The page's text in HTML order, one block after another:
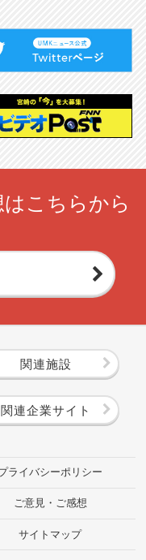
こちらから
関連施設
関連企業サイト
ライバシーポリシー
ご意見・ご感想
サイトマップ